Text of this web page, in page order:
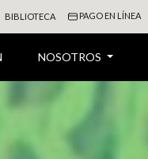
NOSOTROS
BIBLIOTECA PAGO EN LÍNEA